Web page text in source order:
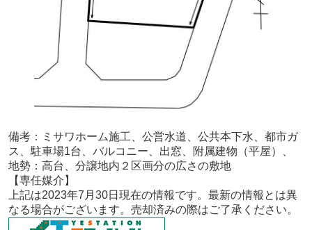
備考：
ミサワホーム施工、公営水道、公共本下水、都市ガ
ス、駐車場1台、バルコニー、出窓、附属建物（平屋）、
地勢：高台、分譲地内２区画分の広さの敷地
【専任媒介 】
上記は2023年7月30日現在の情報です。最新の情報とは異
なる場合がございます。売却済みの際はご了承ください。